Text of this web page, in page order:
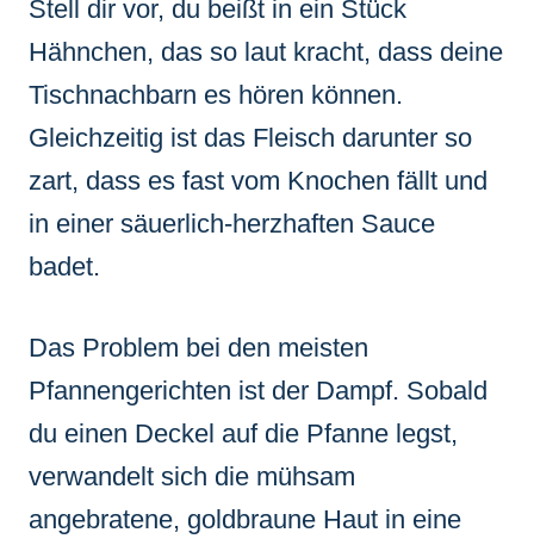
Stell dir vor, du beißt in ein Stück
Hähnchen, das so laut kracht, dass deine
Tischnachbarn es hören können.
Gleichzeitig ist das Fleisch darunter so
zart, dass es fast vom Knochen fällt und
in einer säuerlich-herzhaften Sauce
badet.
Das Problem bei den meisten
Pfannengerichten ist der Dampf. Sobald
du einen Deckel auf die Pfanne legst,
verwandelt sich die mühsam
angebratene, goldbraune Haut in eine